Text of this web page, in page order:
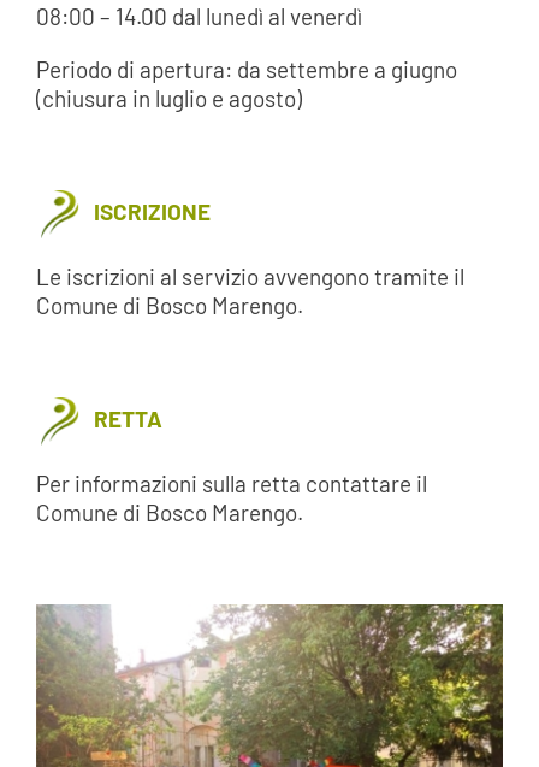
08:00 – 14.00 dal lunedì al venerdì
Periodo di apertura: da settembre a giugno
(chiusura in luglio e agosto)
ISCRIZIONE
Le iscrizioni al servizio avvengono tramite il
Comune di Bosco Marengo.
RETTA
Per informazioni sulla retta contattare il
Comune di Bosco Marengo.